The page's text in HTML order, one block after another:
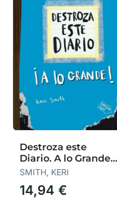
Destroza este
Diario. A lo Grande -
Azul Fluor
SMITH, KERI
14,94 €